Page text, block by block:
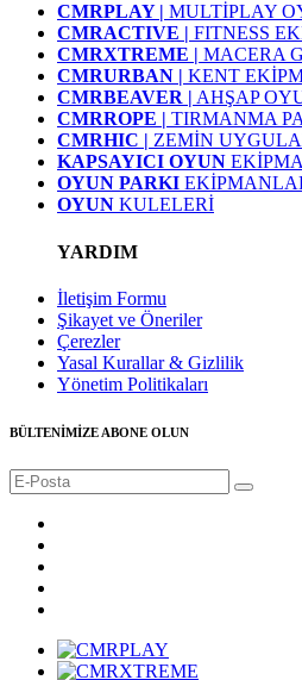
CMRPLAY | MULTİPLAY
CMRACTIVE | FITNESS
CMRXTREME | MACERA
CMRURBAN | KENT
CMRBEAVER | AHŞAP
CMRROPE | TIRMANMA
CMRHIC | ZEMİN
KAPSAYICI OYUN
OYUN PARKI
OYUN KULELERİ
YARDIM
İletişim Formu
Şikayet ve Öneriler
Çerezler
Yasal Kurallar & Gizlilik
Yönetim Politikaları
BÜLTENİMİZE ABONE OLUN